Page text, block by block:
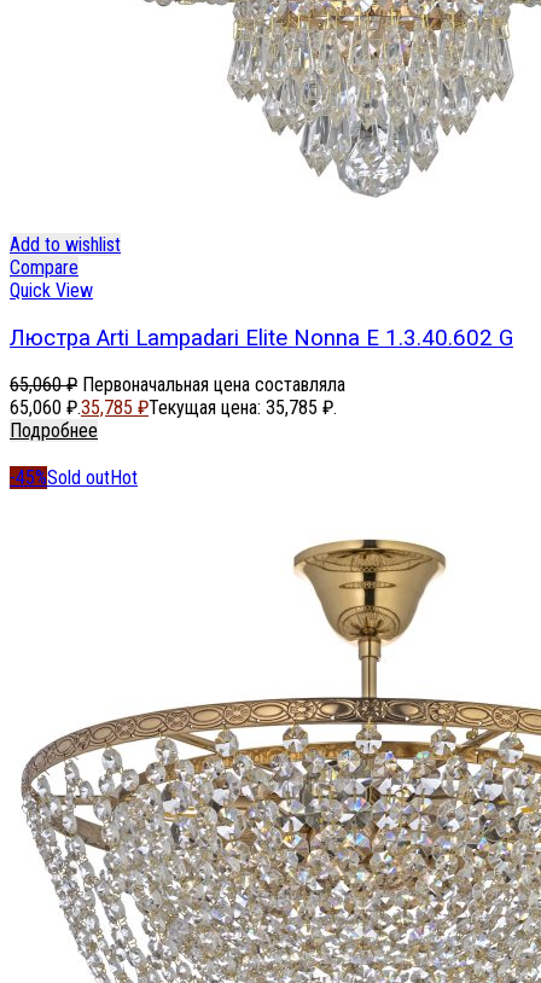
Add to wishlist
Compare
Quick View
Люстра Arti Lampadari Elite Nonna E 1.3.40.602 G
65,060₽ Первоначальная цена составляла
65,060 ₽.35,785 ₽Текущая цена: 35,785 ₽.
Подробнее
-45%Sold outHot